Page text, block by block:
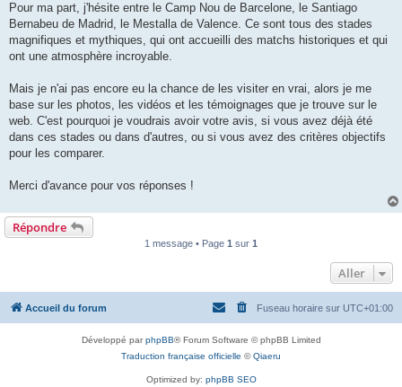
Pour ma part, j'hésite entre le Camp Nou de Barcelone, le Santiago
Bernabeu de Madrid, le Mestalla de Valence. Ce sont tous des stades
magnifiques et mythiques, qui ont accueilli des matchs historiques et qui
ont une atmosphère incroyable.
Mais je n'ai pas encore eu la chance de les visiter en vrai, alors je me
base sur les photos, les vidéos et les témoignages que je trouve sur le
web. C'est pourquoi je voudrais avoir votre avis, si vous avez déjà été
dans ces stades ou dans d'autres, ou si vous avez des critères objectifs
pour les comparer.
Merci d'avance pour vos réponses !
Répondre
1 message • Page 1 sur 1
Aller
Accueil du forum Fuseau horaire sur UTC+01:00
Développé parphpBB® Forum Software © phpBB Limited
Traduction française officielle ©Qiaeru
Optimized by: phpBB SEO